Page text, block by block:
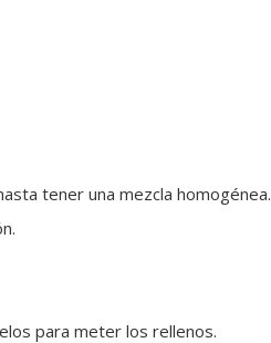
tener una mezcla homogénea.
para meter los rellenos.